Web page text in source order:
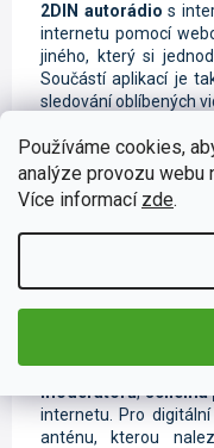
Používáme cookies,
analýze provozu webu
Více informací zde.
2DIN autorádio s
internetu pomocí
jiného, který si
Součástí aplikací je
sledování oblíbených
Užijte si
zobrazují
moderátorů,schéma
internetu. Pro
anténu, kterou